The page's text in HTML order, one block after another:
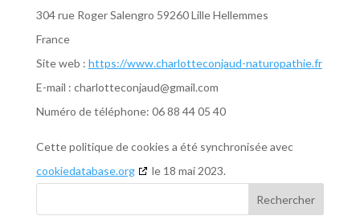
304 rue Roger Salengro 59260 Lille Hellemmes
France
Site web : https://www.charlotteconjaud-naturopathie.fr
E-mail : charlotteconjaud@gmail.com
Numéro de téléphone: 06 88 44 05 40
Cette politique de cookies a été synchronisée avec
cookiedatabase.org
le 18 mai 2023.
Rechercher